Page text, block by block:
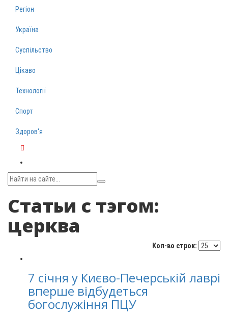
Регіон
Україна
Суспільство
Цікаво
Технології
Спорт
Здоров‘я
Статьи с тэгом:
церква
Кол-во строк:
7 січня у Києво-Печерській лаврі
вперше відбудеться
богослужіння ПЦУ